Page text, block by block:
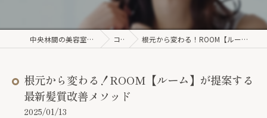
中央林間の美容室ならROOM【ルーム】 コラム 根元から変わる！ROOM【ルーム】が提案する最新髪質改善メソッド
根元から変わる！ROOM【ルーム】が提案する
最新髪質改善メソッド
2025/01/13